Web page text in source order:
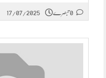
17/07/2025